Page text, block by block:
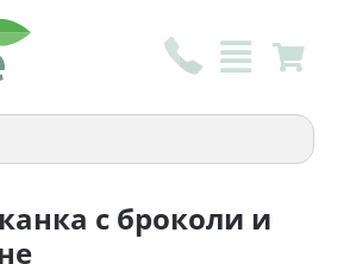
с броколи и